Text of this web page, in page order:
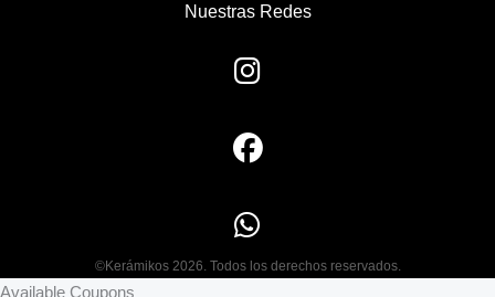
Nuestras Redes
©Kerámikos 2026. Todos los derechos reservados.
Available Coupons